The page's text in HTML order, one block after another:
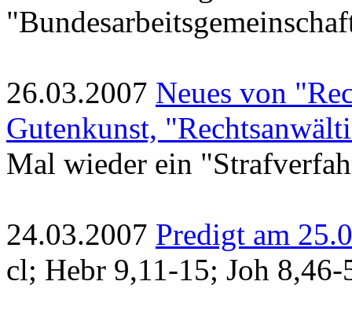
26.03.2007 Neues von
Gutenkunst,
Mal wieder ein
24.03.2007 Predigt am
cl; Hebr 9,11-15; Joh 8,46-